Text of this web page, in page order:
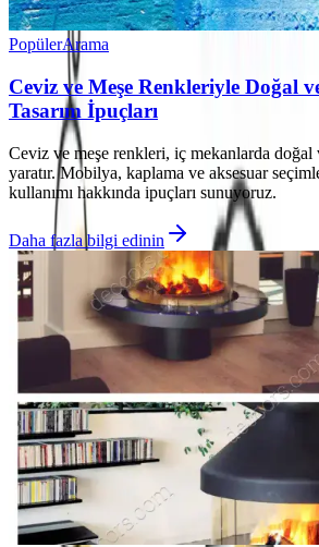
PopülerArama
Ceviz ve Meşe Renkleriyle Doğal
Tasarım İpuçları
Ceviz ve meşe renkleri, iç mekanlarda doğal
yaratır. Mobilya, kaplama ve aksesuar
kullanımı hakkında ipuçları sunuyoruz.
Daha fazla bilgi edinin